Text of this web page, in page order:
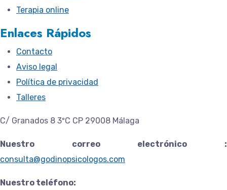
Terapia online
Enlaces Rápidos
Contacto
Aviso legal
Política de privacidad
Talleres
C/ Granados 8 3ºC CP 29008 Málaga
Nuestro correo electrónico :
consulta@godinopsicologos.com
Nuestro teléfono: